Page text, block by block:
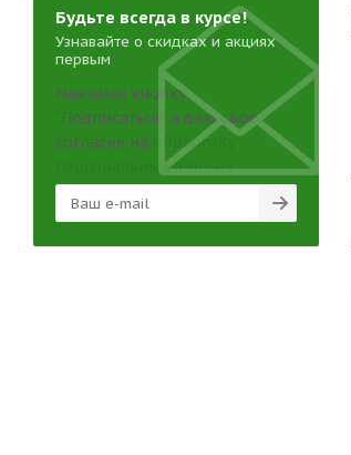
Будьте всегда в курсе!
Узнавайте о скидках и акциях
первым
Нажимая кнопку
"Подписаться", я даю свое
согласие на
обработку
персональных данных